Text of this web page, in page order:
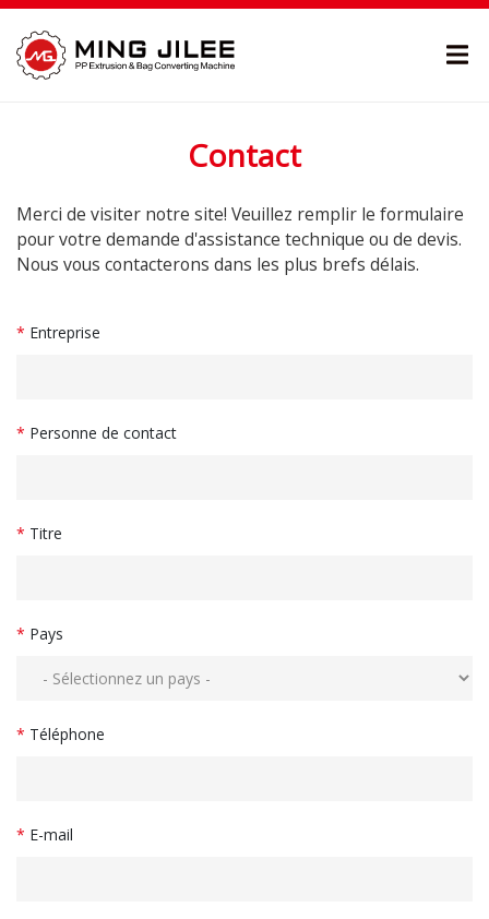
Contact
Merci de visiter notre site! Veuillez remplir le formulaire
pour votre demande d'assistance technique ou de devis.
Nous vous contacterons dans les plus brefs délais.
* Entreprise
* Personne de contact
* Titre
* Pays
* Téléphone
* E-mail